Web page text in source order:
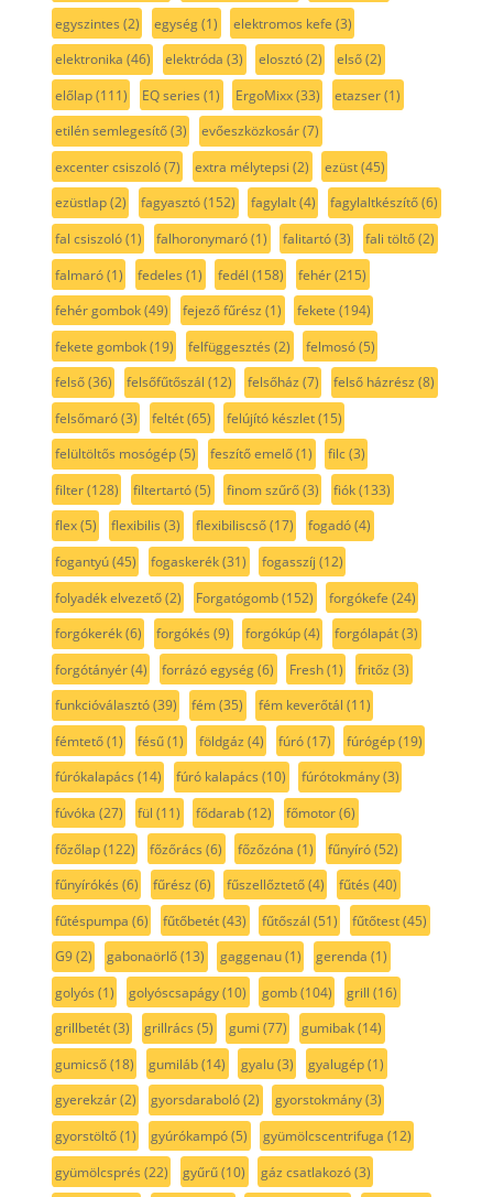
egyszintes (2) egység(1) elektromos kefe (3)
elektronika (46) elektróda (3) elosztó(2) első(2)
előlap(111) EQ series (1) ErgoMixx(33) etazser(1)
etilén semlegesítő(3) evőeszközkosár(7)
excenter csiszoló(7) extra mélytepsi (2) ezüst(45)
ezüstlap(2) fagyasztó(152) fagylalt(4) fagylaltkészítő(6)
fal csiszoló(1) falhoronymaró(1) falitartó(3) fali töltő(2)
falmaró(1) fedeles (1) fedél (158) fehér(215)
fehér gombok(49) fejező fűrész (1) fekete (194)
fekete gombok(19) felfüggesztés (2) felmosó(5)
felső(36) felsőfűtőszál (12) felsőház (7) felső házrész (8)
felsőmaró(3) feltét(65) felújító készlet(15)
felültöltős mosógép(5) feszítő emelő(1) filc(3)
filter(128) filtertartó(5) finom szűrő(3) fiók(133)
flex(5) flexibilis (3) flexibiliscső(17) fogadó(4)
fogantyú(45) fogaskerék(31) fogasszíj (12)
folyadék elvezető(2) Forgatógomb(152) forgókefe (24)
forgókerék(6) forgókés (9) forgókúp(4) forgólapát(3)
forgótányér(4) forrázó egység(6) Fresh(1) fritőz (3)
funkcióválasztó(39) fém(35) fém keverőtál (11)
fémtető(1) fésű(1) földgáz (4) fúró(17) fúrógép(19)
fúrókalapács (14) fúró kalapács (10) fúrótokmány(3)
fúvóka (27) fül (11) fődarab(12) főmotor(6)
főzőlap(122) főzőrács (6) főzőzóna (1) fűnyíró(52)
fűnyírókés (6) fűrész (6) fűszellőztető(4) fűtés (40)
fűtéspumpa (6) fűtőbetét(43) fűtőszál (51) fűtőtest(45)
G9(2) gabonaörlő(13) gaggenau(1) gerenda (1)
golyós (1) golyóscsapágy(10) gomb(104) grill (16)
grillbetét(3) grillrács (5) gumi (77) gumibak(14)
gumicső(18) gumiláb(14) gyalu(3) gyalugép(1)
gyerekzár(2) gyorsdaraboló(2) gyorstokmány(3)
gyorstöltő(1) gyúrókampó(5) gyümölcscentrifuga (12)
gyümölcsprés (22) gyűrű(10) gáz csatlakozó(3)